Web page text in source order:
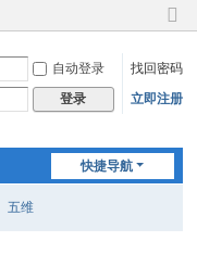
切
到
窄
自动登录
找回密码
登录 立即注册
快捷导航
五维